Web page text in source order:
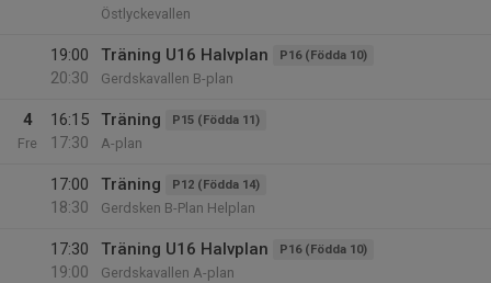
Östlyckevallen
19:00
20:30
Träning U16 Halvplan P16 (Födda 10)
Gerdskavallen B-plan
4
Fre
16:15
17:30
Träning P15 (Födda 11)
A-plan
17:00
18:30
Träning P12 (Födda 14)
Gerdsken B-Plan Helplan
17:30
19:00
Träning U16 Halvplan P16 (Födda 10)
Gerdskavallen A-plan